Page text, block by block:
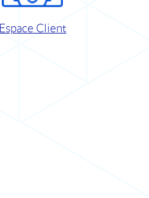
Espace Client